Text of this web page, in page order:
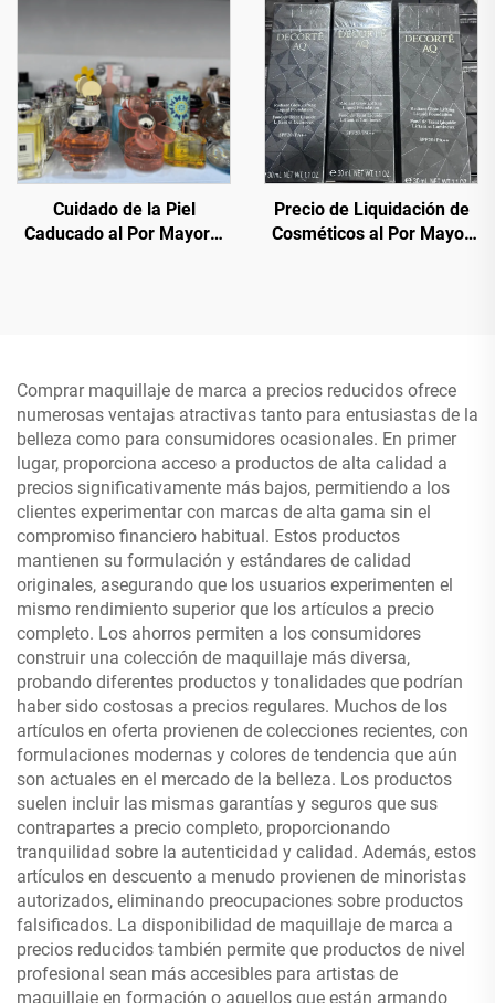
propósitos a precios bajos
y con descuento.
Cuidado de la Piel
Caducado al Por Mayor—
Precio de Liquidación de
Cosméticos al Por Mayor
Comprar maquillaje de marca a precios reducidos ofrece
numerosas ventajas atractivas tanto para entusiastas de la
belleza como para consumidores ocasionales. En primer
lugar, proporciona acceso a productos de alta calidad a
precios significativamente más bajos, permitiendo a los
clientes experimentar con marcas de alta gama sin el
compromiso financiero habitual. Estos productos
mantienen su formulación y estándares de calidad
originales, asegurando que los usuarios experimenten el
mismo rendimiento superior que los artículos a precio
completo. Los ahorros permiten a los consumidores
construir una colección de maquillaje más diversa,
probando diferentes productos y tonalidades que podrían
haber sido costosas a precios regulares. Muchos de los
artículos en oferta provienen de colecciones recientes, con
formulaciones modernas y colores de tendencia que aún
son actuales en el mercado de la belleza. Los productos
suelen incluir las mismas garantías y seguros que sus
contrapartes a precio completo, proporcionando
tranquilidad sobre la autenticidad y calidad. Además, estos
artículos en descuento a menudo provienen de minoristas
autorizados, eliminando preocupaciones sobre productos
falsificados. La disponibilidad de maquillaje de marca a
precios reducidos también permite que productos de nivel
profesional sean más accesibles para artistas de
maquillaje en formación o aquellos que están armando